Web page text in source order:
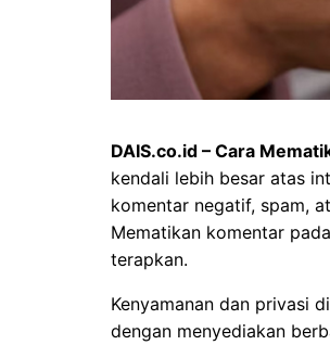
DAIS.co.id – Cara
kendali lebih besar atas
komentar negatif, spam,
Mematikan komentar
terapkan.
Kenyamanan dan privasi
dengan menyediakan